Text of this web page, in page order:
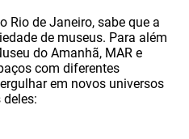
Rio de Janeiro, sabe que a
de museus. Para além
do Amanhã, MAR e
com diferentes
em novos universos